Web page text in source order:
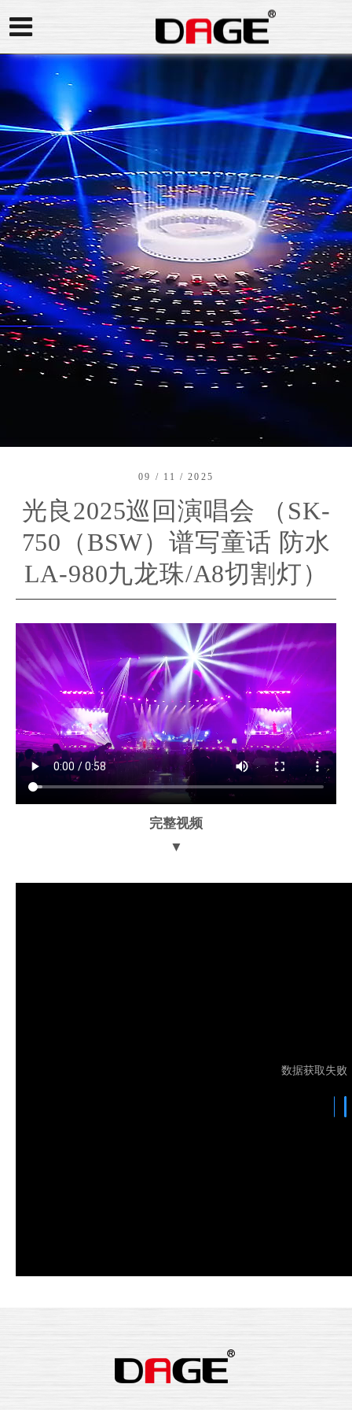
09 / 11 / 2025
光良2025巡回演唱会 （SK-
750（BSW）谱写童话 防水
LA-980九龙珠/A8切割灯）
完整视频
▼